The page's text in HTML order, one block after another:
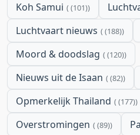
Koh Samui (101)
Luchtvaart nieuws (188)
Moord & doodslag (120)
Nieuws uit de Isaan (82)
Opmerkelijk Thailand (177)
Overstromingen (89)